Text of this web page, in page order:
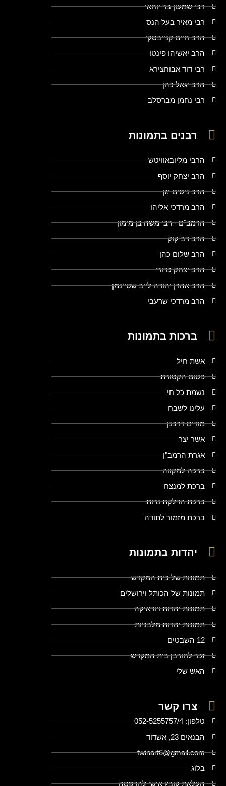
רבי שמעון בר יוחאי
רבי מאיר בעל הנס
הרב חיים קנייבסקי
הרב יאשיהו פינטו
רבי דוד אבוחצירא
הרב יגאל כהן
רבי נחמן מברסלב
רבנים בתמונות
הרבי מליובאוויטש
הרב יצחק יוסף
הרב ניסים יגן
הרב מרדכי אליהו
הרמב"ם - רבי משה בן מימון
הרב דב קוק
הרב שלום כהן
הרב יצחק כדורי
הרב אהרן יהודה לייב שטיינמן
הרב מרדכי שרעבי
ברכות בתמונות
אשת חיל
פטום הקטורת
נשמת כל חי
עלינו לשבח
מודים דרבנן
אשר יצר
אגרת הרמב"ן
ברכה למקווה
ברכת למנצח
ברכת הדלקת נרות
ברכת מזמור לתודה
יהדות בתמונות
תמונות של בית המקדש
תמונות של הכותל וירושלים
תמונות יהדות ויודאיקה
תמונות יהדות מלבניות
12 השבטים
זכר לחורבן בית המקדש
האש שלי
צרו קשר
טלפון: 052-5255757/4
הבנאים 23, אשדוד
twinart6@gmail.com
בלוג
העלאת קובץ אישי להדפסה